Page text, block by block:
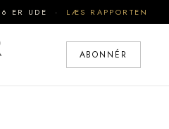
ER UDE · LÆS RAPPORTEN
ABONNÉR